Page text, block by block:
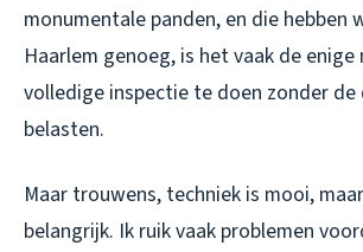
monumentale panden, en die hebben
Haarlem genoeg, is het vaak de enige
volledige inspectie te doen zonder
belasten.
Maar trouwens, techniek is mooi,
belangrijk. Ik ruik vaak problemen